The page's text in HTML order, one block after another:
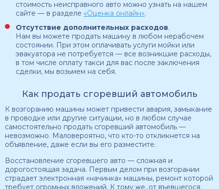
стоимость неисправного авто можно узнать на нашем
сайте — в разделе «Оценка онлайн».
Отсутствие дополнительных расходов.
Нам вы можете продать машину в любом нерабочем
состоянии. При этом оплачивать услуги мойки или
эвакуатора не потребуется — все возникшие расходы,
в том числе оплату такси для вас после заключения
сделки, мы возьмем на себя.
Как продать сгоревший автомобиль
К возгоранию машины может привести авария, замыкание
в проводке или другие ситуации, но в любом случае
самостоятельно продать сгоревший автомобиль —
невозможно. Маловероятно, что кто-то откликнется на
объявление, даже если вы его разместите.
Восстановление сгоревшего авто — сложная и
дорогостоящая задача. Первым делом при возгорании
страдает электронная «начинка» машины, ремонт которой
требует огромных вложений. К тому же, от въевшегося